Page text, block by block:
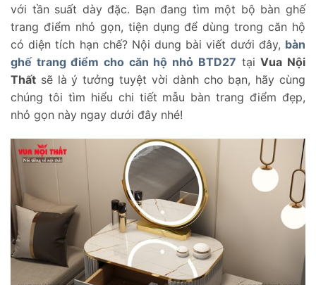
với tần suất dày đặc. Bạn đang tìm một bộ bàn ghế
trang điểm nhỏ gọn, tiện dụng để dùng trong căn hộ
có diện tích hạn chế? Nội dung bài viết dưới đây, bàn
ghế trang điểm cho căn hộ nhỏ BTD27 tạiVua Nội
Thất sẽ là ý tưởng tuyệt vời dành cho bạn, hãy cùng
chúng tôi tìm hiểu chi tiết mẫu bàn trang điểm đẹp,
nhỏ gọn này ngay dưới đây nhé!